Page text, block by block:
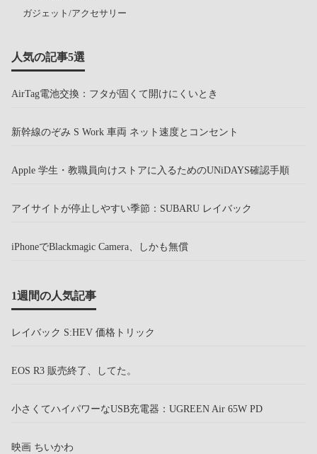
ガジェット/アクセサリー
人気の記事5選
AirTag電池交換：フタが固くて開けにくいとき
新幹線のぞみ S Work 車両 ネット速度とコンセント
Apple 学生・教職員向けストアに入るためのUNiDAYS確認手順
アイサイトが停止しやすい季節：SUBARU レイバック
iPhoneでBlackmagic Camera、しかも無償
1週間の人気記事
レイバック S:HEV 価格トリック
EOS R3 販売終了、してた。
小さくてハイパワーなUSB充電器：UGREEN Air 65W PD
映画 ちいかわ